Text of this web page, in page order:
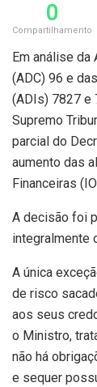
0
Compartilhamento
Em análise da
(ADC) 96 e
(ADIs) 7827 e
Supremo
parcial do
aumento das
Financeiras
A decisão foi
integralmente
A única
de risco
aos seus
o Ministro,
não há
e sequer